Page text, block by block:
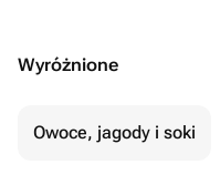
Wyróżnione
Owoce, jagody i soki